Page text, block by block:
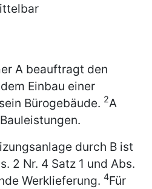
A beauftragt den
Einbau einer
Bürogebäude. 2A
durch B ist
2 Nr. 4 Satz 1 und Abs.
Werklieferung. 4Für